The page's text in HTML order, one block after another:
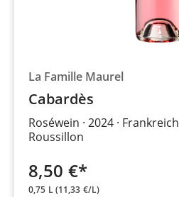
La Famille Maurel
Cabardès
Roséwein 2024 Frankreich
Roussillon
8,50 €*
0,75 L(11,33 €/L)